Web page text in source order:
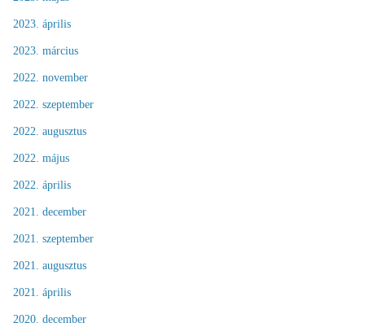
2023. április
2023. március
2022. november
2022. szeptember
2022. augusztus
2022. május
2022. április
2021. december
2021. szeptember
2021. augusztus
2021. április
2020. december